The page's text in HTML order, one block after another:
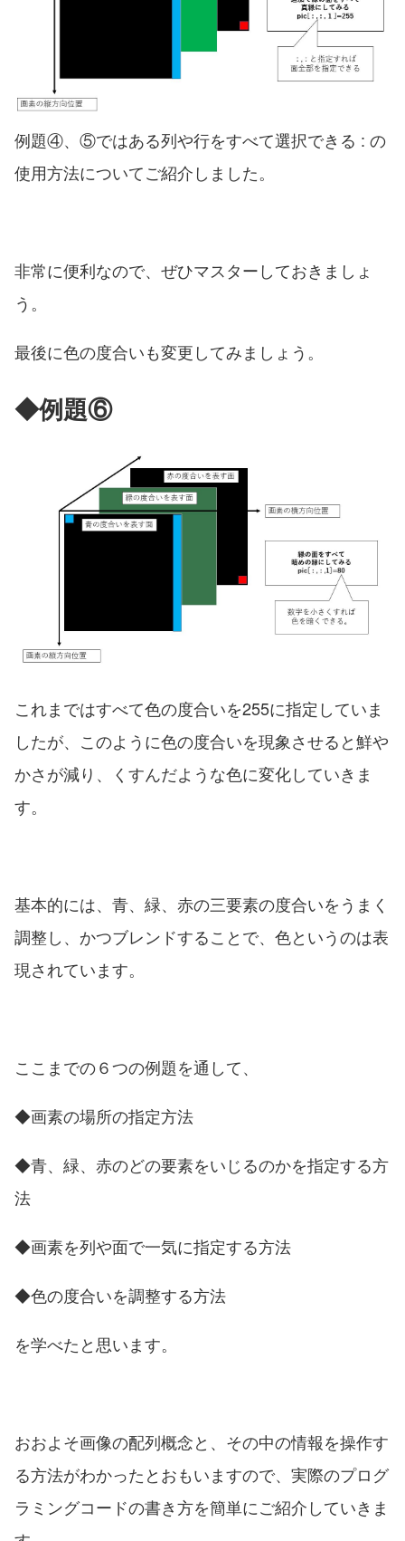
例題④、⑤ではある列や行をすべて選択できる : の
使用方法についてご紹介しました。
非常に便利なので、ぜひマスターしておきましょ
う。
最後に色の度合いも変更してみましょう。
◆例題⑥
これまではすべて色の度合いを255に指定していま
したが、このように色の度合いを現象させると鮮や
かさが減り、くすんだような色に変化していきま
す。
基本的には、青、緑、赤の三要素の度合いをうまく
調整し、かつブレンドすることで、色というのは表
現されています。
ここまでの６つの例題を通して、
◆画素の場所の指定方法
◆青、緑、赤のどの要素をいじるのかを指定する方
法
◆画素を列や面で一気に指定する方法
◆色の度合いを調整する方法
を学べたと思います。
おおよそ画像の配列概念と、その中の情報を操作す
る方法がわかったとおもいますので、実際のプログ
ラミングコードの書き方を簡単にご紹介していきま